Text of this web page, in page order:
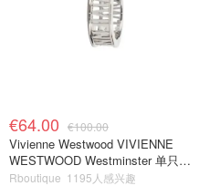
€64.00 €100.00
Vivienne Westwood VIVIENNE
WESTWOOD Westminster 单只耳
环
Rboutique 1195人感兴趣